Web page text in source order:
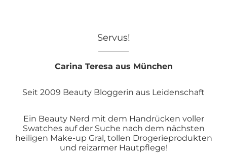
Servus!
Carina Teresa aus München
Seit 2009 Beauty Bloggerin aus Leidenschaft
Ein Beauty Nerd mit dem Handrücken voller
Swatches auf der Suche nach dem nächsten
heiligen Make-up Gral, tollen Drogerieprodukten
und reizarmer Hautpflege!